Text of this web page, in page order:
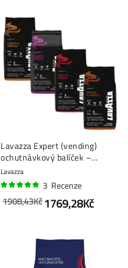
Lavazza Expert (vending)
ochutnávkový balíček –
kávová zrna – 4 x 1 kg
Lavazza
3 Recenze
1769,28Kč
1908,43Kč